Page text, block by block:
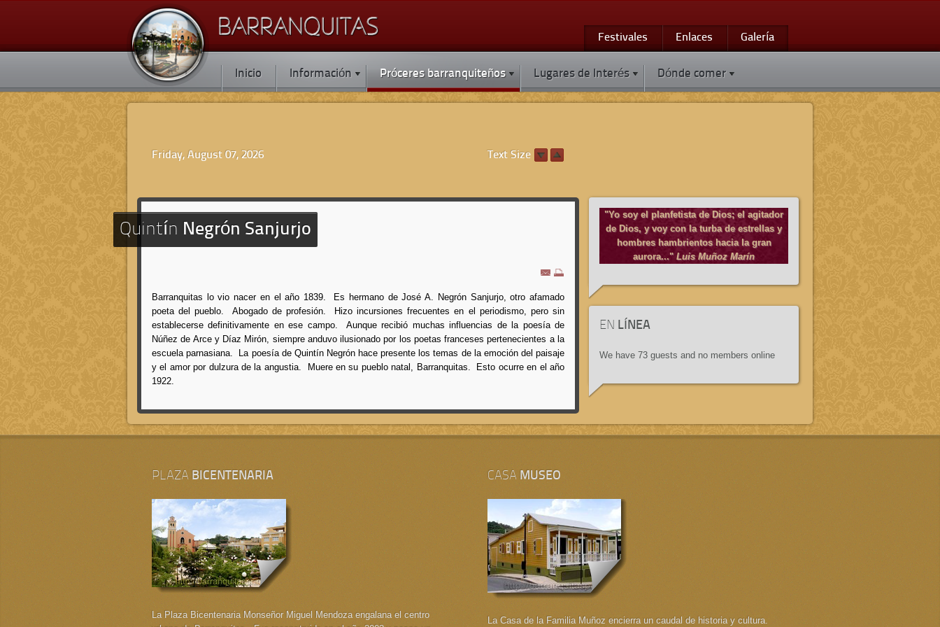
Festivales Enlaces Galería
Inicio Información Próceres barranquiteños Lugares de Interés Dónde comer
Friday, August 07, 2026 Text Size
Quintín Negrón Sanjurjo
Barranquitas lo vio nacer en el año 1839. Es hermano de José A. Negrón Sanjurjo, otro afamado
poeta del pueblo. Abogado de profesión. Hizo incursiones frecuentes en el periodismo, pero sin
establecerse definitivamente en ese campo. Aunque recibió muchas influencias de la poesía de
Núñez de Arce y Díaz Mirón, siempre anduvo ilusionado por los poetas franceses pertenecientes a la
escuela parnasiana. La poesía de Quintín Negrón hace presente los temas de la emoción del paisaje
y el amor por dulzura de la angustia. Muere en su pueblo natal, Barranquitas. Esto ocurre en el año
1922.
"Yo soy el planfetista de Dios; el agitador
de Dios, y voy con la turba de estrellas y
hombres hambrientos hacia la gran
aurora..." Luis Muñoz Marín
EN LÍNEA
We have 73 guests and no members online
PLAZA BICENTENARIA
La Plaza Bicentenaria Monseñor Miguel Mendoza engalana el centro
CASA MUSEO
La Casa de la Familia Muñoz encierra un caudal de historia y cultura.